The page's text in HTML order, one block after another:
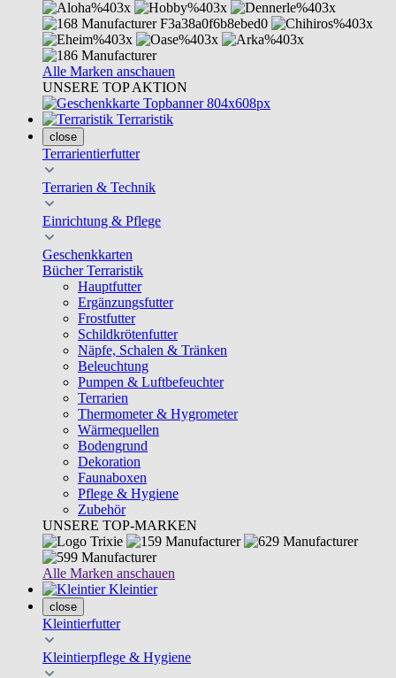
Alle Marken anschauen
UNSERE TOP AKTION
Terraristik
close
Terrarientierfutter
Terrarien & Technik
Einrichtung & Pflege
Geschenkkarten
Bücher Terraristik
Hauptfutter
Ergänzungsfutter
Frostfutter
Schildkrötenfutter
Näpfe, Schalen & Tränken
Beleuchtung
Pumpen & Luftbefeuchter
Terrarien
Thermometer & Hygrometer
Wärmequellen
Bodengrund
Dekoration
Faunaboxen
Pflege & Hygiene
Zubehör
UNSERE TOP-MARKEN
Alle Marken anschauen
Kleintier
close
Kleintierfutter
Kleintierpflege & Hygiene